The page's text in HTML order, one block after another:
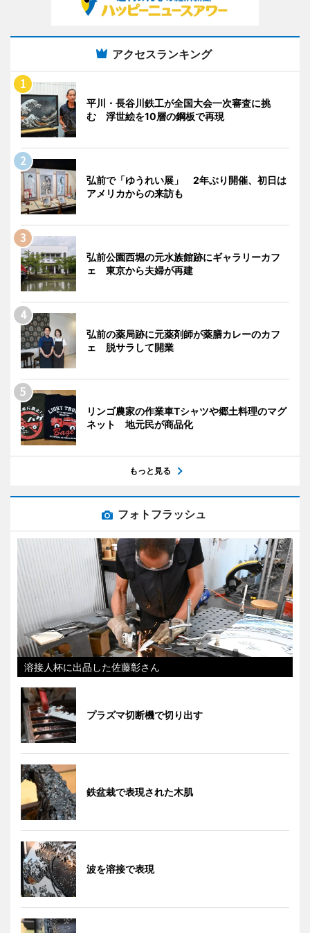
アクセスランキング
平川・長谷川鉄工が全国大会一次審査に挑
む 浮世絵を10層の鋼板で再現
弘前で「ゆうれい展」 2年ぶり開催、初日は
アメリカからの来訪も
弘前公園西堀の元水族館跡にギャラリーカフ
ェ 東京から夫婦が再建
弘前の薬局跡に元薬剤師が薬膳カレーのカフ
ェ 脱サラして開業
リンゴ農家の作業車Tシャツや郷土料理のマグ
ネット 地元民が商品化
もっと見る
フォトフラッシュ
溶接人杯に出品した佐藤彰さん
プラズマ切断機で切り出す
鉄盆栽で表現された木肌
波を溶接で表現